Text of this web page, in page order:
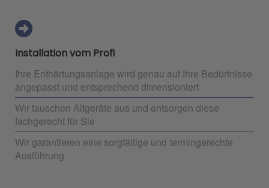
Installation vom Profi
Ihre Enthärtungsanlage wird genau auf Ihre Bedürfnisse
angepasst und entsprechend dimensioniert
Wir tauschen Altgeräte aus und entsorgen diese
fachgerecht für Sie
Wir garantieren eine sorgfältige und termingerechte
Ausführung